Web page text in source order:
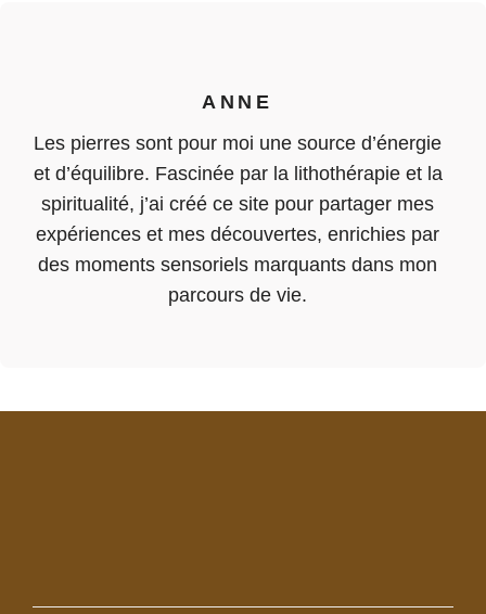
ANNE
Les pierres sont pour moi une source d’énergie
et d’équilibre. Fascinée par la lithothérapie et la
spiritualité, j’ai créé ce site pour partager mes
expériences et mes découvertes, enrichies par
des moments sensoriels marquants dans mon
parcours de vie.